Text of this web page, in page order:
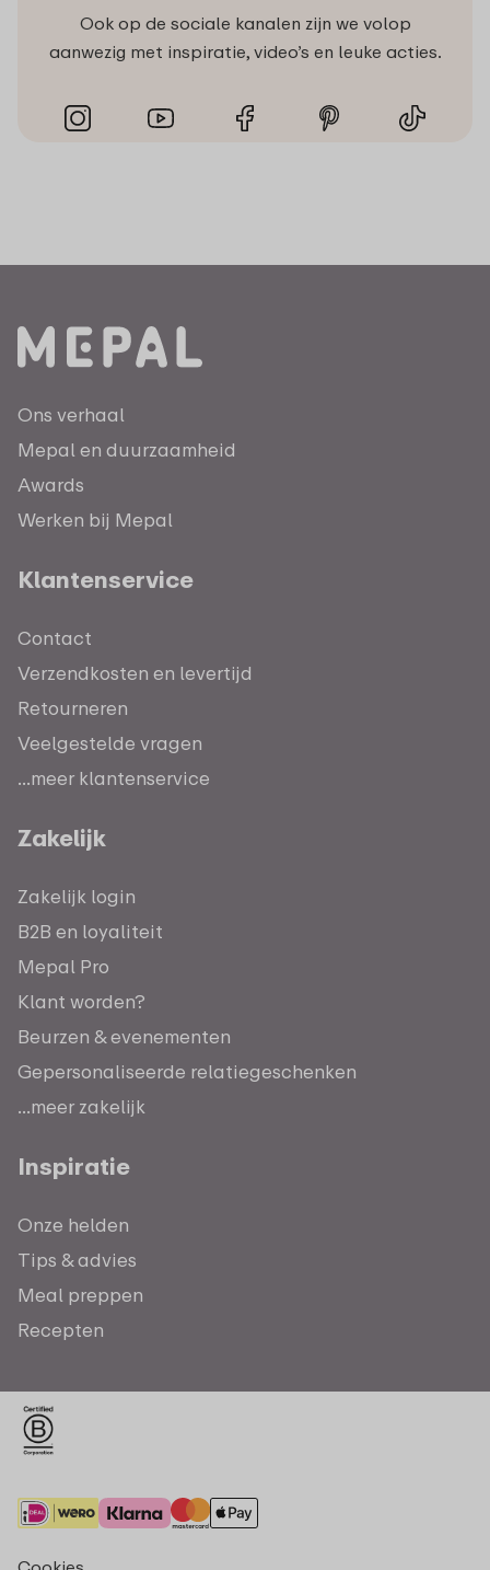
Ook op de sociale kanalen zijn we volop
aanwezig met inspiratie, video’s en leuke acties.
Ons verhaal
Mepal en duurzaamheid
Awards
Werken bij Mepal
Klantenservice
Contact
Verzendkosten en levertijd
Retourneren
Veelgestelde vragen
...meer klantenservice
Zakelijk
Zakelijk login
B2B en loyaliteit
Mepal Pro
Klant worden?
Beurzen & evenementen
Gepersonaliseerde relatiegeschenken
...meer zakelijk
Inspiratie
Onze helden
Tips & advies
Meal preppen
Recepten